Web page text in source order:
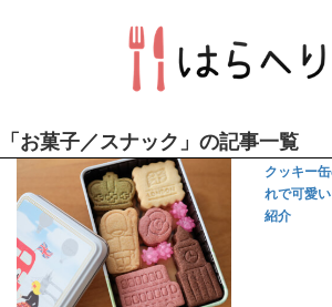
「お菓子／スナック」の記事一覧
クッキー
れで可愛
紹介